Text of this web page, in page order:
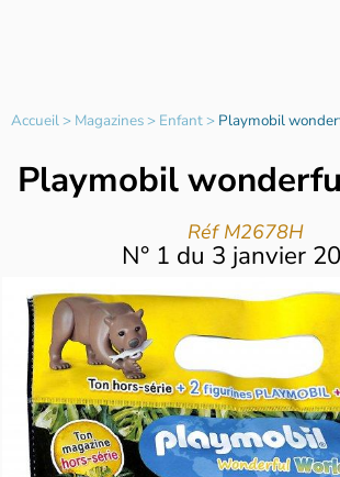
Accueil> Magazines> Enfant> Playmobil
Playmobil
Réf M2678H
N° 1 du 3 janvier